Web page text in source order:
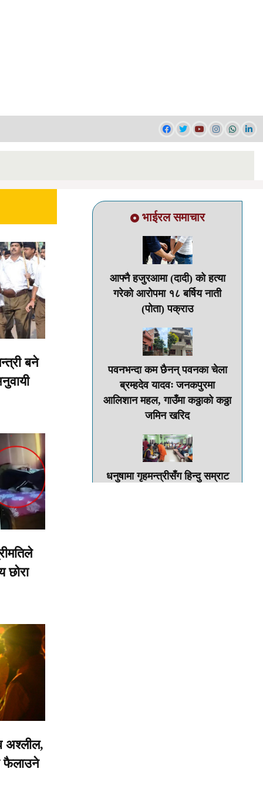
बने
छोरा
अश्लील,
फैलाउने
भाईरल समाचार
आफ्नै हजुरआमा (दादी) को हत्या
गरेको आरोपमा १८ बर्षिय नाती
(पोता) पक्राउ
पवनभन्दा कम छैनन् पवनका चेला
ब्रम्हदेव यादवः जनकपुरमा
आलिशान महल, गाउँमा कठ्ठाको कठ्ठा
जमिन खरिद
धनुषामा गृहमन्त्रीसँग हिन्दु सम्राट